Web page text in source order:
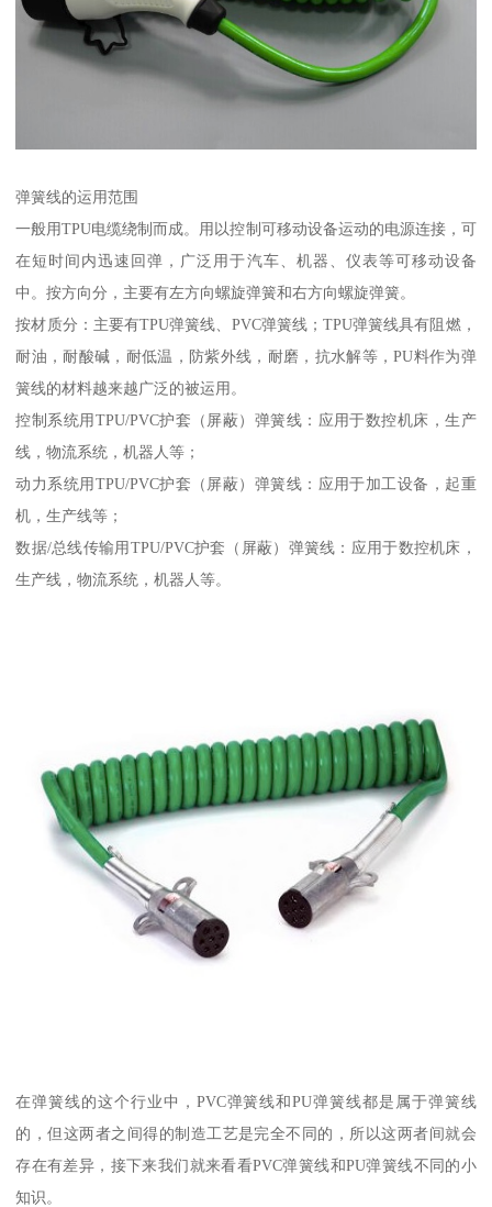
弹簧线的运用范围
一般用TPU电缆绕制而成。用以控制可移动设备运动的电源连接，可
在短时间内迅速回弹，广泛用于汽车、机器、仪表等可移动设备
中。按方向分，主要有左方向螺旋弹簧和右方向螺旋弹簧。
按材质分：主要有TPU弹簧线、PVC弹簧线；TPU弹簧线具有阻燃，
耐油，耐酸碱，耐低温，防紫外线，耐磨，抗水解等，PU料作为弹
簧线的材料越来越广泛的被运用。
控制系统用TPU/PVC护套（屏蔽）弹簧线：应用于数控机床，生产
线，物流系统，机器人等；
动力系统用TPU/PVC护套（屏蔽）弹簧线：应用于加工设备，起重
机，生产线等；
数据/总线传输用TPU/PVC护套（屏蔽）弹簧线：应用于数控机床，
生产线，物流系统，机器人等。
在弹簧线的这个行业中，PVC弹簧线和PU弹簧线都是属于弹簧线
的，但这两者之间得的制造工艺是完全不同的，所以这两者间就会
存在有差异，接下来我们就来看看PVC弹簧线和PU弹簧线不同的小
知识。